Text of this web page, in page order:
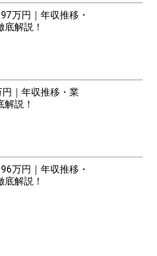
万円｜年収推移・
解説！
円｜年収推移・業
説！
万円｜年収推移・
解説！